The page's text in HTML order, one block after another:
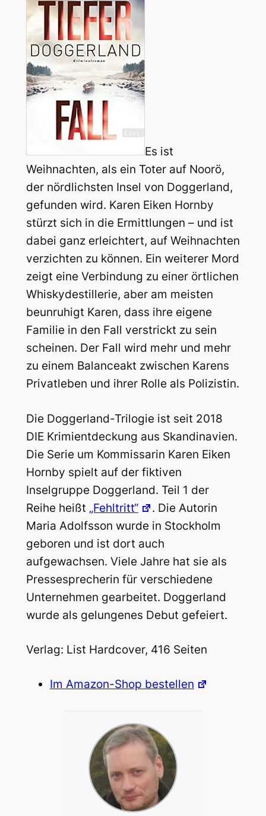
Es ist
Weihnachten, als ein Toter auf Noorö,
der nördlichsten Insel von Doggerland,
gefunden wird. Karen Eiken Hornby
stürzt sich in die Ermittlungen – und ist
dabei ganz erleichtert, auf Weihnachten
verzichten zu können. Ein weiterer Mord
zeigt eine Verbindung zu einer örtlichen
Whiskydestillerie, aber am meisten
beunruhigt Karen, dass ihre eigene
Familie in den Fall verstrickt zu sein
scheinen. Der Fall wird mehr und mehr
zu einem Balanceakt zwischen Karens
Privatleben und ihrer Rolle als Polizistin.
Die Doggerland-Trilogie ist seit 2018
DIE Krimientdeckung aus Skandinavien.
Die Serie um Kommissarin Karen Eiken
Hornby spielt auf der fiktiven
Inselgruppe Doggerland. Teil 1 der
Reihe heißt „Fehltritt“
. Die Autorin
Maria Adolfsson wurde in Stockholm
geboren und ist dort auch
aufgewachsen. Viele Jahre hat sie als
Pressesprecherin für verschiedene
Unternehmen gearbeitet. Doggerland
wurde als gelungenes Debut gefeiert.
Verlag: List Hardcover, 416 Seiten
Im Amazon-Shop bestellen